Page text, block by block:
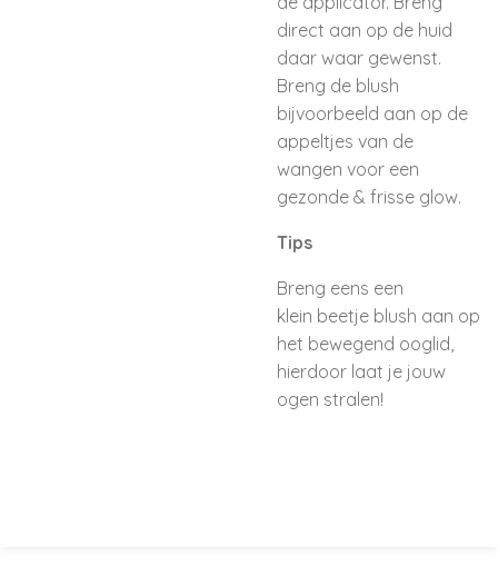
direct aan op de huid
daar waar gewenst.
Breng de blush
bijvoorbeeld aan op de
appeltjes van de
wangen voor een
gezonde & frisse glow.
Tips
Breng eens een
klein beetje blush aan op
het bewegend ooglid,
hierdoor laat je jouw
ogen stralen!